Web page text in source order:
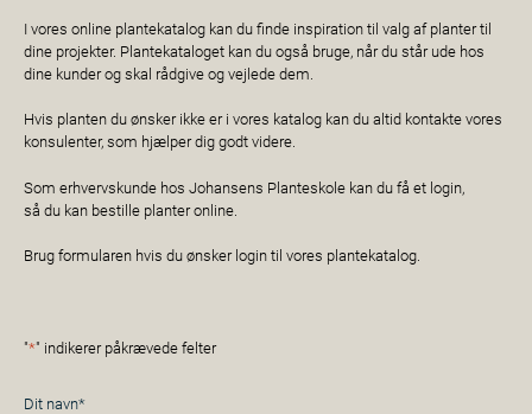
I vores online plantekatalog kan du finde inspiration til valg af planter til
dine projekter. Plantekataloget kan du også bruge, når du står ude hos
dine kunder og skal rådgive og vejlede dem.
Hvis planten du ønsker ikke er i vores katalog kan du altid kontakte vores
konsulenter, som hjælper dig godt videre.
Som erhvervskunde hos Johansens Planteskole kan du få et login,
så du kan bestille planter online.
Brug formularen hvis du ønsker login til vores plantekatalog.
"*" indikerer påkrævede felter
Navn